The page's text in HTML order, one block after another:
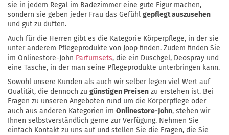
sie in jedem Regal im Badezimmer eine gute Figur machen,
sondern sie geben jeder Frau das Gefühl gepflegt auszusehen
und gut zu duften.
Auch für die Herren gibt es die Kategorie Körperpflege, in der sie
unter anderem Pflegeprodukte von Joop finden. Zudem finden Sie
im Onlinestore-John Parfumsets, die ein Duschgel, Deospray und
eine Tasche, in der man seine Pflegeprodukte unterbringen kann.
Sowohl unsere Kunden als auch wir selber legen viel Wert auf
Qualität, die dennoch zu günstigen Preisen zu erstehen ist. Bei
Fragen zu unseren Angeboten rund um die Körperpflege oder
auch aus anderen Kategorien im Onlinestore-John, stehen wir
Ihnen selbstverständlich gerne zur Verfügung. Nehmen Sie
einfach Kontakt zu uns auf und stellen Sie die Fragen, die Sie